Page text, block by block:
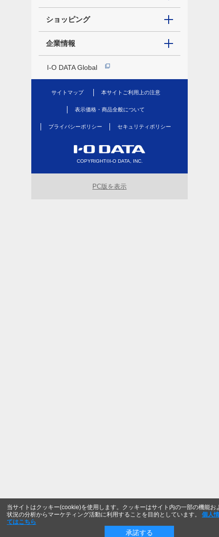
ショッピング
企業情報
I-O DATA Global
サイトマップ 本サイトご利用上の注意
表示価格・商品全般について
プライバシーポリシー セキュリティポリシー
COPYRIGHT©I-O DATA, INC.
当サイトはクッキー(cookie)を使用します。クッキーはサイト内の一部の機能お
状況の分析からマーケティング活動に利用することを目的としています。
個人
てはこちら
承諾する
PC版を表示